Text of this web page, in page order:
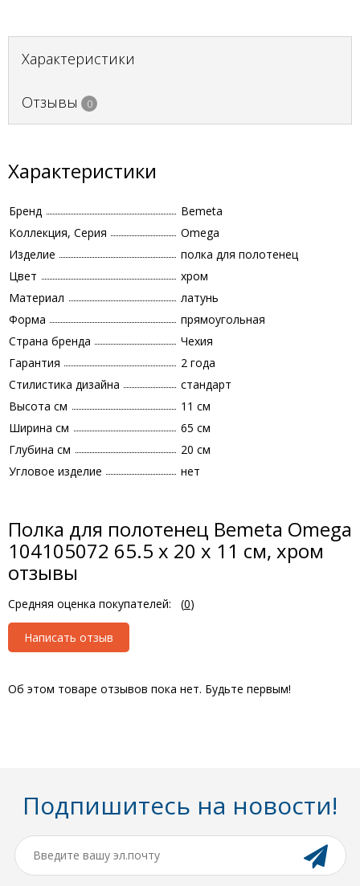
Характеристики
Отзывы 0
Характеристики
Бренд
Bemeta
Коллекция, Серия
Omega
Изделие
полка для полотенец
Цвет
хром
Материал
латунь
Форма
прямоугольная
Страна бренда
Чехия
Гарантия
2 года
Стилистика дизайна
стандарт
Высота см
11 см
Ширина см
65 см
Глубина см
20 см
Угловое изделие
нет
Полка для полотенец Bemeta Omega
104105072 65.5 x 20 x 11 cм, хром
отзывы
Средняя оценка покупателей: (0)
Написать отзыв
Об этом товаре отзывов пока нет. Будьте первым!
Подпишитесь на новости!